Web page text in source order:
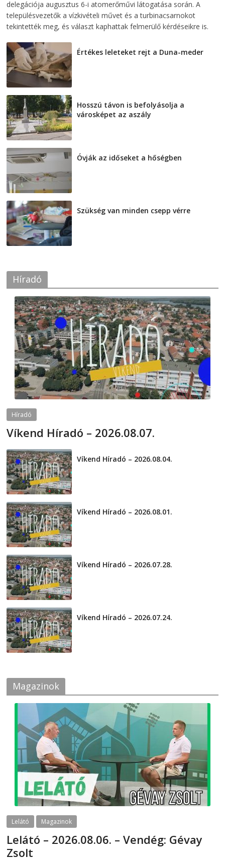
delegációja augusztus 6-i atomerőművi látogatása során. A
településvezetők a vízkivételi művet és a turbinacsarnokot
tekintették meg, és választ kaphattak felmerülő kérdéseikre is.
Értékes leleteket rejt a Duna-meder
Hosszú távon is befolyásolja a
városképet az aszály
Óvják az időseket a hőségben
Szükség van minden csepp vérre
Híradó
Híradó
Víkend Híradó – 2026.08.07.
Víkend Híradó – 2026.08.04.
Víkend Híradó – 2026.08.01.
Víkend Híradó – 2026.07.28.
Víkend Híradó – 2026.07.24.
Magazinok
Lelátó Magazinok
Lelátó – 2026.08.06. – Vendég: Gévay
Zsolt